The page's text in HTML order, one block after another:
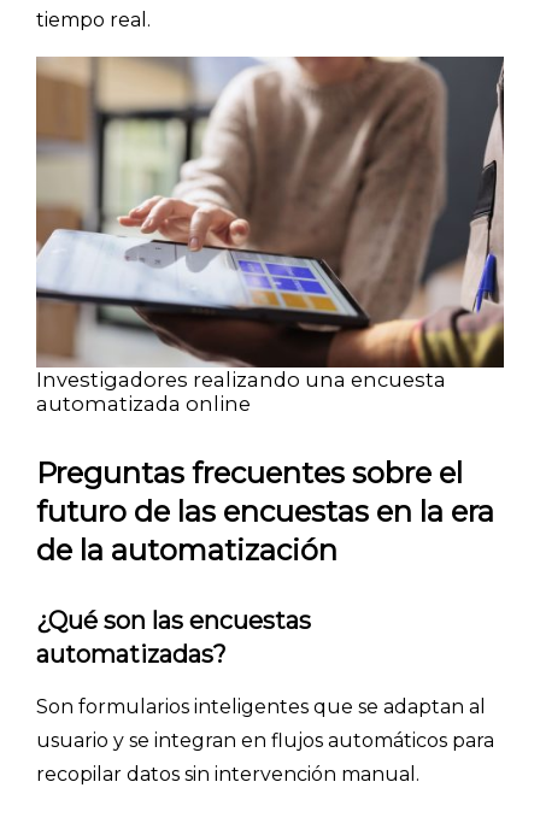
Explorar categorías:
- Artículos destacados
- Consejos para tu encuesta
- Encuesta.com
- Encuestas de NPS
- Encuestas de recursos humanos
- Encuestas de satisfacción de cliente
- Inteligencia artificial
- Marketing y encuestas
tiempo real.
Investigadores realizando una encuesta
automatizada online
Preguntas frecuentes sobre el
futuro de las encuestas en la era
de la automatización
¿Qué son las encuestas
automatizadas?
Son formularios inteligentes que se adaptan al
usuario y se integran en flujos automáticos para
recopilar datos sin intervención manual.